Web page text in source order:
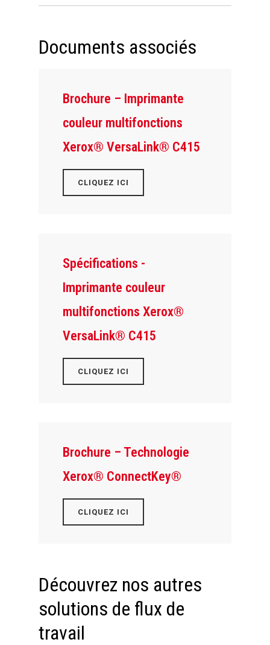
Documents associés
Brochure – Imprimante
couleur multifonctions
Xerox® VersaLink® C415
CLIQUEZ ICI
Spécifications -
Imprimante couleur
multifonctions Xerox®
VersaLink® C415
CLIQUEZ ICI
Brochure – Technologie
Xerox® ConnectKey®
CLIQUEZ ICI
Découvrez nos autres
solutions de flux de
travail